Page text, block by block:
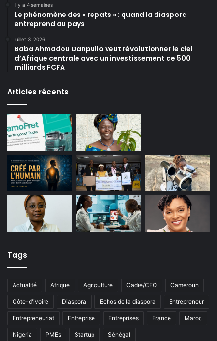
il y a 4 semaines
Le phénomène des « repats » : quand la diaspora
entreprend au pays
juillet 3, 2026
Baba Ahmadou Danpullo veut révolutionner le ciel
d’Afrique centrale avec un investissement de 500
milliards FCFA
Articles récents
Tags
Actualité Afrique Agriculture Cadre/CEO Cameroun
Côte-d'ivoire Diaspora Echos de la diaspora Entrepreneur
Entrepreneuriat Entreprise Entreprises France Maroc
Nigeria PMEs Startup Sénégal